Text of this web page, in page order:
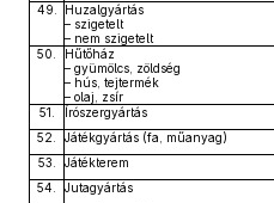
49.
Huzalgyártás
– szigetelt
– nem szigetelt
50.
Hűtőház
– gyümölcs, zöldség
– hús, tejtermék
– olaj, zsír
51.
Írószergyártás
52.
Játékgyártás (fa, műanyag)
53.
Játékterem
54.
Jutagyártás